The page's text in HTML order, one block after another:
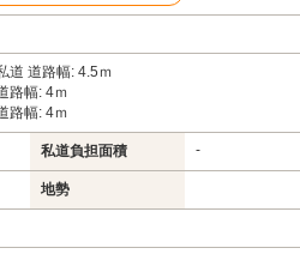
道 道路幅: 4.5ｍ
路幅: 4ｍ
路幅: 4ｍ
私道負担面積 -
地勢